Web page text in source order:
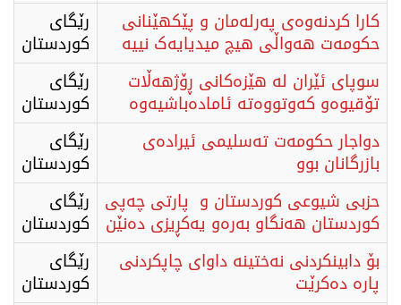
کارا کردنەوەی پەرلەمان و پێکهێنانی
حکومەت هەواڵی هیچ میدیایەک نییە
رێگای
كوردستان
سوپای ئێران لە هێزەکانی ڕۆژهەڵات
تۆقیوەو کەوتووەتە ئامادەباشیەوە
رێگای
كوردستان
دواجار حكومەت تەسلیمی ئیرادەی
بازرگانان بوو
رێگای
كوردستان
حزبی شیوعی کوردستان و پارتی چەپی
کوردستان هەنگاو بەرەو یەکڕیزی دەنێن
رێگای
كوردستان
بۆ دابینکردنی نەختینە داوای چاپکردنی
پارە دەکرێت
رێگای
كوردستان